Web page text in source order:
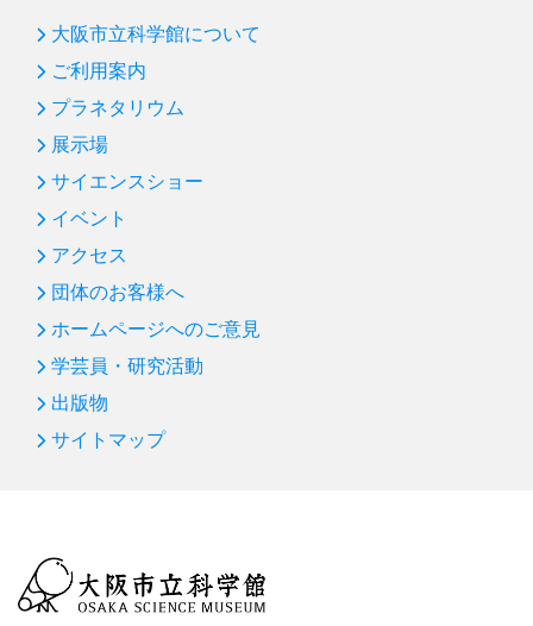
大阪市立科学館について
ご利用案内
プラネタリウム
展示場
サイエンスショー
イベント
アクセス
団体のお客様へ
ホームページへのご意見
学芸員・研究活動
出版物
サイトマップ